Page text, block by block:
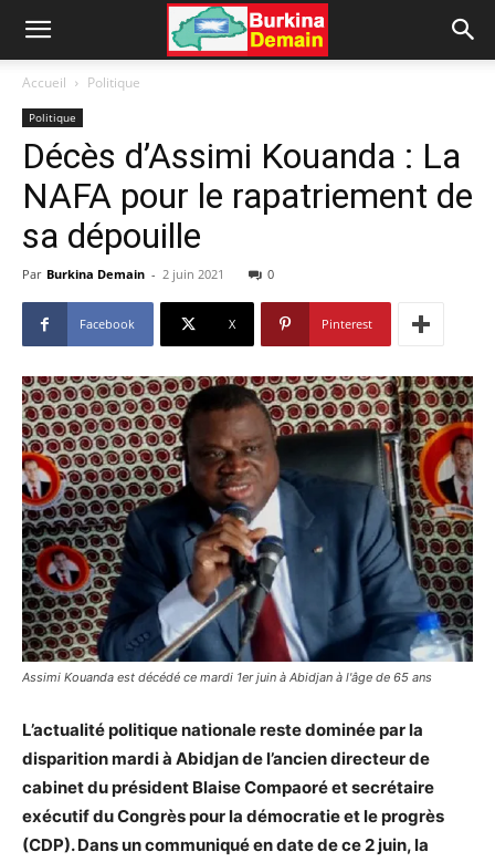
Accueil Politique
Politique
Décès d’Assimi Kouanda : La
NAFA pour le rapatriement de
sa dépouille
Par Burkina Demain - 2 juin 2021 0
Facebook X Pinterest
Assimi Kouanda est décédé ce mardi 1er juin à Abidjan à l'âge de 65 ans
L’actualité politique nationale reste dominée par la
disparition mardi à Abidjan de l’ancien directeur de
cabinet du président Blaise Compaoré et secrétaire
exécutif du Congrès pour la démocratie et le progrès
(CDP). Dans un communiqué en date de ce 2 juin, la